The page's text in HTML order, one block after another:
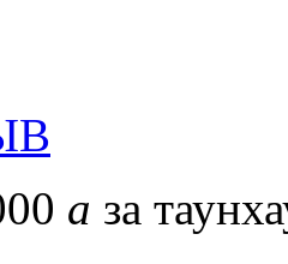
a за